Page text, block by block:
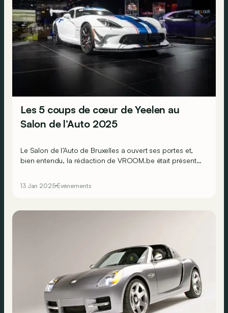
Les 5 coups de cœur de Yeelen au
Salon de l’Auto 2025
Le Salon de l’Auto de Bruxelles a ouvert ses portes et,
bien entendu, la rédaction de VROOM.be était présente !
modèles préférés pour son garage de rêve. Voici les
choix de Yeelen Möller…
13 Jan 2025 Événements